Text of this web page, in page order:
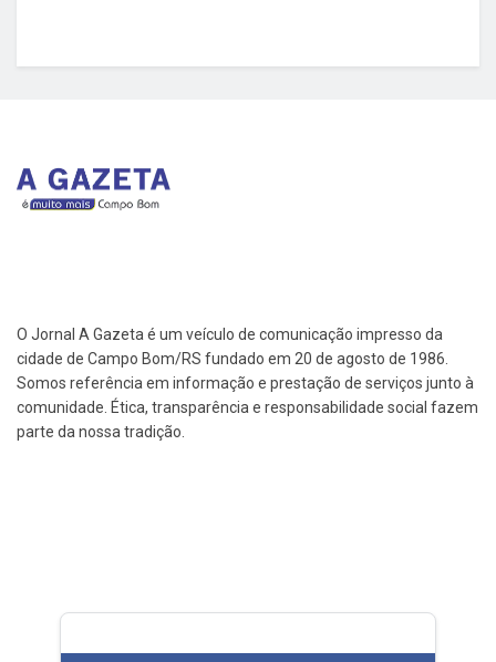
O Jornal A Gazeta é um veículo de comunicação impresso da
cidade de Campo Bom/RS fundado em 20 de agosto de 1986.
Somos referência em informação e prestação de serviços junto à
comunidade. Ética, transparência e responsabilidade social fazem
parte da nossa tradição.